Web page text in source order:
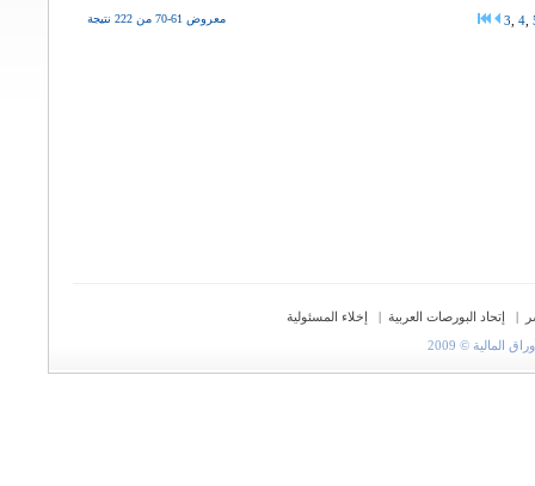
معروض 61-70 من 222 نتيجة 3 4
| إتحاد البورصات العربية |
إخلاء المسئولية
© 2009